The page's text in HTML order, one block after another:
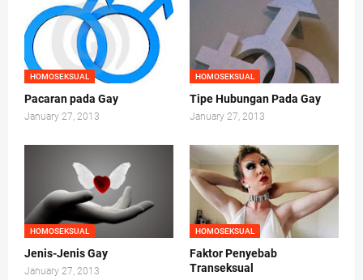
HOMOSEKSUAL
Pacaran pada Gay
January 27, 2013
HOMOSEKSUAL
Tipe Hubungan Pada Gay
January 27, 2013
HOMOSEKSUAL
Jenis-Jenis Gay
January 27, 2013
HOMOSEKSUAL
Faktor Penyebab
Transeksual